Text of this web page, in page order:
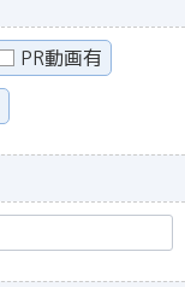
PR動画有